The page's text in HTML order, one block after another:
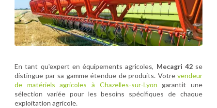
En tant qu'expert en équipements agricoles, Mecagri 42se
distingue par sa gamme étendue de produits. Votre vendeur
de matériels agricoles à Chazelles-sur-Lyon garantit une
sélection variée pour les besoins spécifiques de chaque
exploitation agricole.